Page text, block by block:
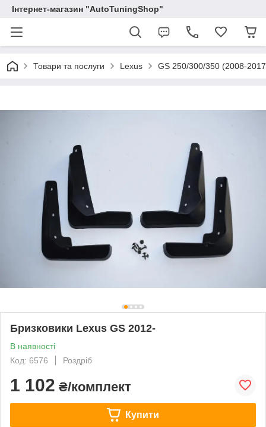
Інтернет-магазин "AutoTuningShop"
Товари та послуги Lexus GS 250/300/350 (2008-
Бризковики Lexus GS 2012-
В наявності
Код: 6576
Роздріб
1 102 ₴/комплект
Купити